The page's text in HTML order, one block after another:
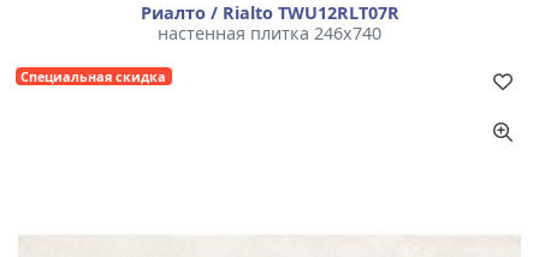
Риалто / Rialto TWU12RLT07R
настенная плитка 246x740
Специальная скидка